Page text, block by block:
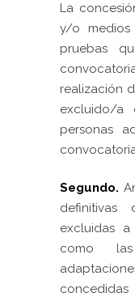
La
y/o
pruebas
realización
excluido/a
personas
Segundo.
definitivas
excluidas
como